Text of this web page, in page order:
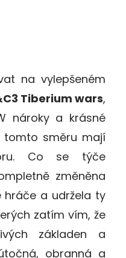
na vylepšeném
Tiberium wars,
nároky a krásné
tomto směru mají
Co se týče
změněna
hráče a udržela ty
zatím vím, že
základen a
obranná a